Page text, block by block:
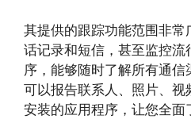
其提供的跟踪功能范围非常
话记录和短信，甚至监控
序，能够随时了解所有通信
可以报告联系人、照片、
安装的应用程序，让您全面